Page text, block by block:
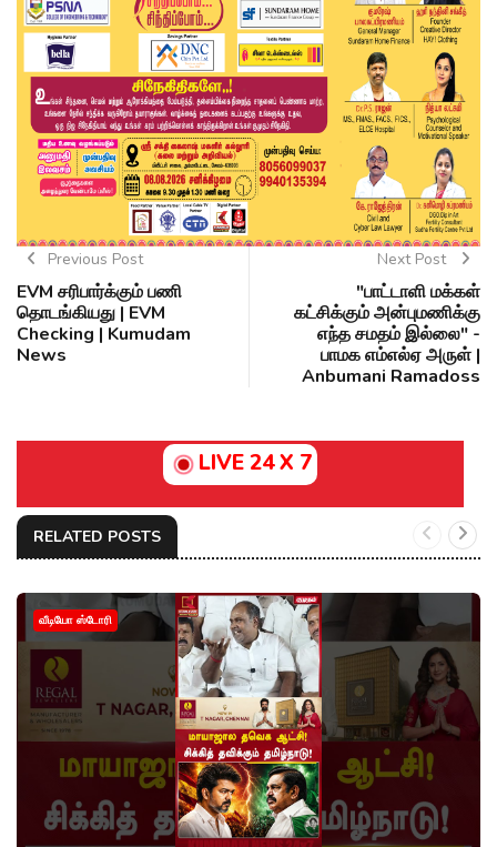
Previous Post
EVM சரிபார்க்கும் பணி
தொடங்கியது | EVM
Checking | Kumudam
News
Next Post
"பாட்டாளி மக்கள்
கட்சிக்கும் அன்புமணிக்கு
எந்த சமதம் இல்லை" -
பாமக எம்எல்ஏ அருள் |
Anbumani Ramadoss
LIVE 24 X 7
RELATED POSTS
வீடியோ ஸ்டோரி